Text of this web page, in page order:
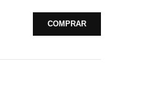
COMPRAR